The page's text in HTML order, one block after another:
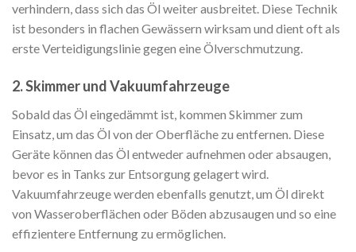
verhindern, dass sich das Öl weiter ausbreitet. Diese Technik
ist besonders in flachen Gewässern wirksam und dient oft als
erste Verteidigungslinie gegen eine Ölverschmutzung.
2. Skimmer und Vakuumfahrzeuge
Sobald das Öl eingedämmt ist, kommen Skimmer zum
Einsatz, um das Öl von der Oberfläche zu entfernen. Diese
Geräte können das Öl entweder aufnehmen oder absaugen,
bevor es in Tanks zur Entsorgung gelagert wird.
Vakuumfahrzeuge werden ebenfalls genutzt, um Öl direkt
von Wasseroberflächen oder Böden abzusaugen und so eine
effizientere Entfernung zu ermöglichen.